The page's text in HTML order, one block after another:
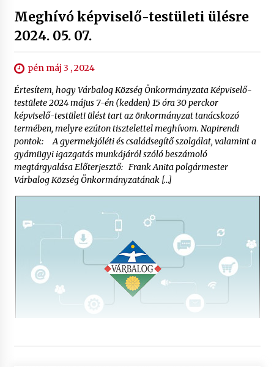
Meghívó képviselő-testületi ülésre
2024. 05. 07.
pén máj 3 , 2024
Értesítem, hogy Várbalog Község Önkormányzata Képviselő-
testülete 2024 május 7-én (kedden) 15 óra 30 perckor
képviselő-testületi ülést tart az önkormányzat tanácskozó
termében, melyre ezúton tisztelettel meghívom. Napirendi
pontok: A gyermekjóléti és családsegítő szolgálat, valamint a
gyámügyi igazgatás munkájáról szóló beszámoló
megtárgyalása Előterjesztő: Frank Anita polgármester
Várbalog Község Önkormányzatának […]